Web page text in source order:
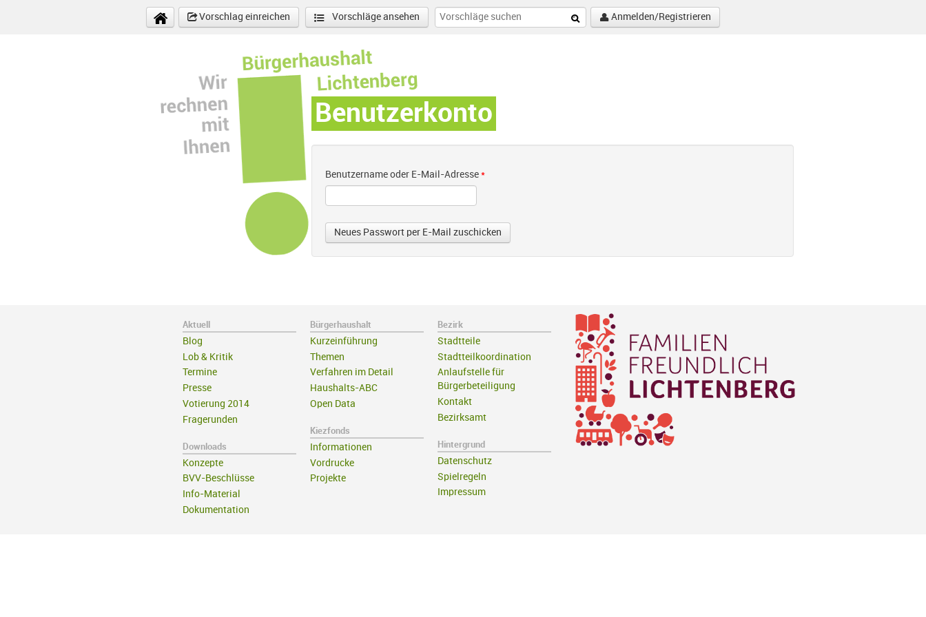
Vorschlag einreichen
Vorschläge ansehen Anmelden/Registrieren
Benutzerkonto
Benutzername oder E-Mail-Adresse *
Aktuell
Blog
Lob & Kritik
Termine
Presse
Votierung 2014
Fragerunden
Downloads
Konzepte
BVV-Beschlüsse
Info-Material
Dokumentation
Bürgerhaushalt
Kurzeinführung
Themen
Verfahren im Detail
Haushalts-ABC
Open Data
Kiezfonds
Informationen
Vordrucke
Projekte
Bezirk
Stadtteile
Stadtteilkoordination
Anlaufstelle für
Bürgerbeteiligung
Kontakt
Bezirksamt
Hintergrund
Datenschutz
Spielregeln
Impressum